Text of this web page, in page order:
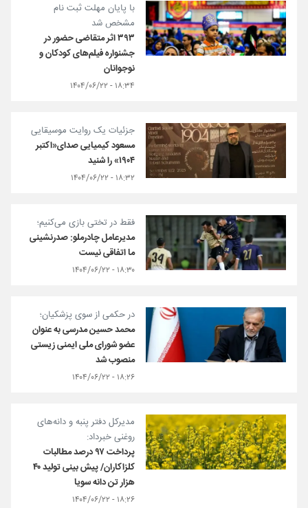
با پایان مهلت ثبت نام
مشخص شد
۳۹۳ اثر متقاضی حضور در
جشنواره فیلم‌های کودکان و
نوجوانان
۱۸:۳۴ - ۱۴۰۴/۰۶/۲۲
جزئیات یک روایت موسیقایی
مسعود کیمیایی صدای«اکتبر
۱۹۰۴» را شنید
۱۸:۳۲ - ۱۴۰۴/۰۶/۲۲
فقط در تختی بازی می‌کنیم؛
مدیرعامل چادرملو: صدرنشینی‌
ما اتفاقی نیست
۱۸:۳۰ - ۱۴۰۴/۰۶/۲۲
در حکمی از سوی پزشکیان؛
محمد حسین مدرسی به عنوان
عضو شورای ملی ایمنی زیستی
منصوب شد
۱۸:۲۶ - ۱۴۰۴/۰۶/۲۲
مدیرکل دفتر پنبه و دانه‌های
روغنی خبرداد:
پرداخت ۹۷ درصد مطالبات
کلزاکاران/ پیش بینی تولید ۴۰
هزار تن دانه سویا
۱۸:۲۶ - ۱۴۰۴/۰۶/۲۲